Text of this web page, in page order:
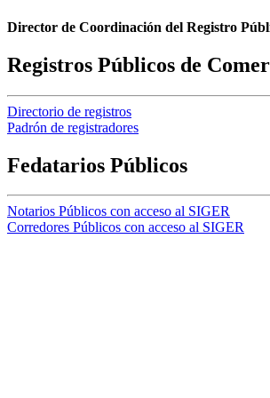
Director de Coordinación del Registro
Registros Públicos de
Directorio de registros
Padrón de registradores
Fedatarios Públicos
Notarios Públicos con acceso al SIGER
Corredores Públicos con acceso al SIGER